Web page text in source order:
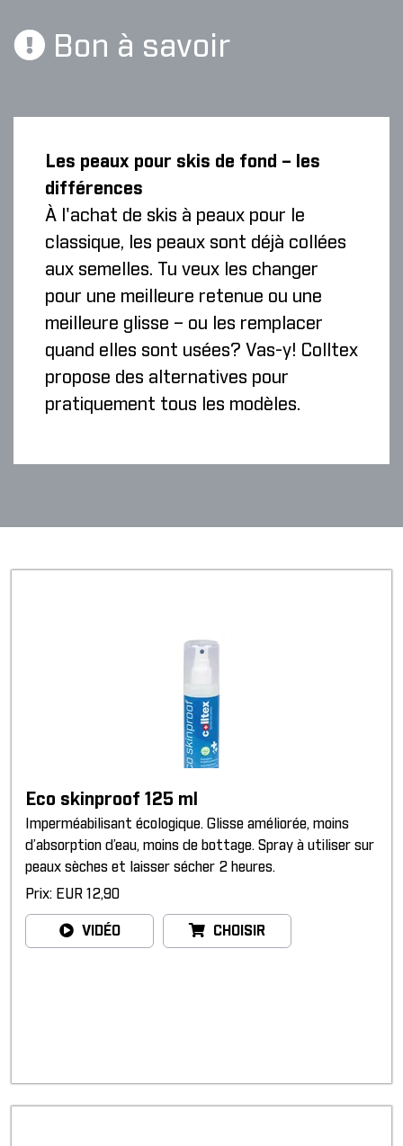
Bon à savoir
Les peaux pour skis de fond – les
différences
À l'achat de skis à peaux pour le
classique, les peaux sont déjà collées
aux semelles. Tu veux les changer
pour une meilleure retenue ou une
meilleure glisse – ou les remplacer
quand elles sont usées? Vas-y! Colltex
propose des alternatives pour
pratiquement tous les modèles.
Eco skinproof 125 ml
Imperméabilisant écologique. Glisse améliorée, moins
d’absorption d’eau, moins de bottage. Spray à utiliser sur
peaux sèches et laisser sécher 2 heures.
Prix: EUR 12,90
VIDÉO CHOISIR